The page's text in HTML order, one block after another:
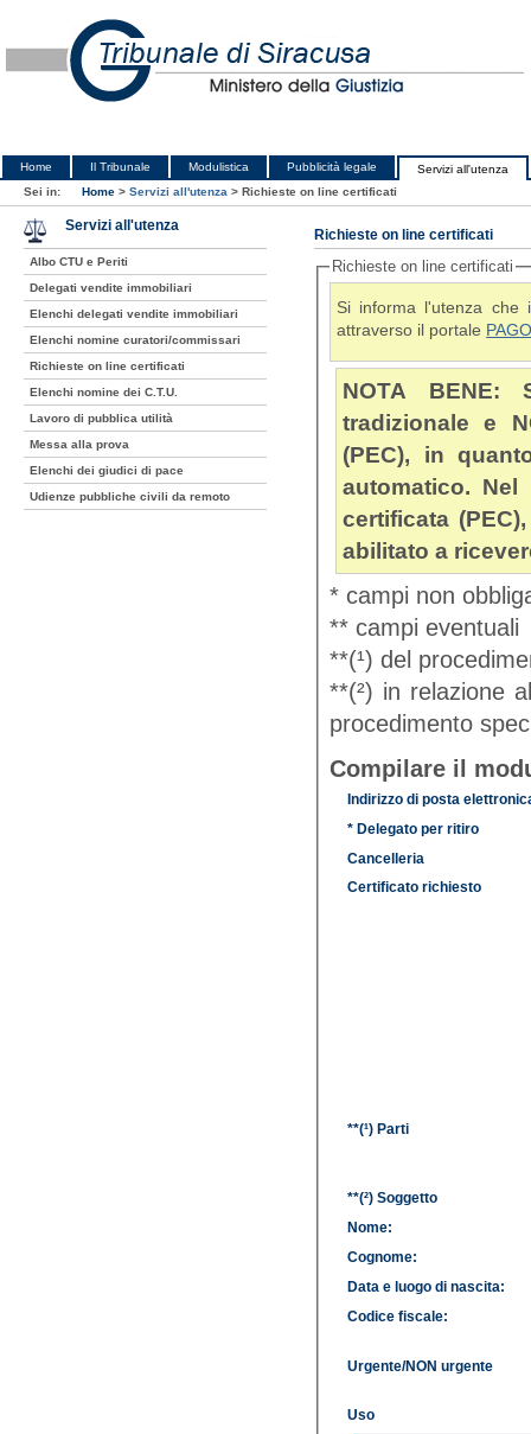
Home Il Tribunale Modulistica Pubblicità legale
Servizi all'utenza
Sei in:
Home > Servizi all'utenza > Richieste on line certificati
Richieste on line certificati
Richieste on line certificati
Si informa l'utenza che
attraverso il portale
NOTA BENE:
tradizionale e
(PEC), in quanto la richiesta online è generata da un sistema
automatico. Nel caso si utilizzi
certificata (PEC),
abilitato a
* campi non
** campi eventuali
**(¹) del
**(²) in relazione
procedimento
Compilare il
Indirizzo di posta
* Delegato per ritiro
Cancelleria
Certificato richiesto
**(¹) Parti
**(²) Soggetto
Nome:
Cognome:
Data e luogo di nascita:
Codice fiscale:
Urgente/NON urgente
Uso
Servizi all'utenza
Albo CTU e Periti
Delegati vendite immobiliari
Elenchi delegati vendite immobiliari
Elenchi nomine curatori/commissari
Richieste on line certificati
Elenchi nomine dei C.T.U.
Lavoro di pubblica utilità
Messa alla prova
Elenchi dei giudici di pace
Udienze pubbliche civili da remoto